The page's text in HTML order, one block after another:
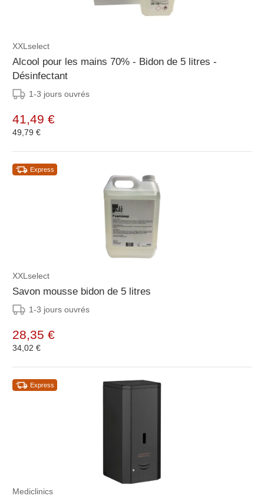
XXLselect
Alcool pour les mains 70% - Bidon de 5 litres -
Désinfectant
1-3 jours ouvrés
41,49 €
49,79 €
Express
XXLselect
Savon mousse bidon de 5 litres
1-3 jours ouvrés
28,35 €
34,02 €
Express
Mediclinics